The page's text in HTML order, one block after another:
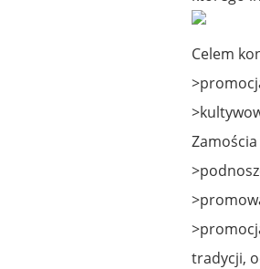
Celem
Zamościa
tradycji,